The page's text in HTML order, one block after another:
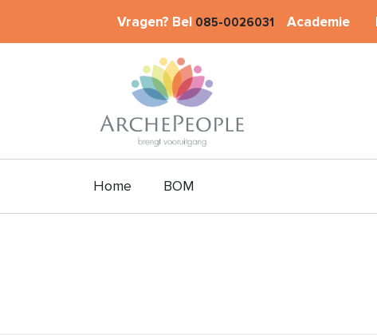
Vragen? Bel 085-0026031 Academie
Home BOM